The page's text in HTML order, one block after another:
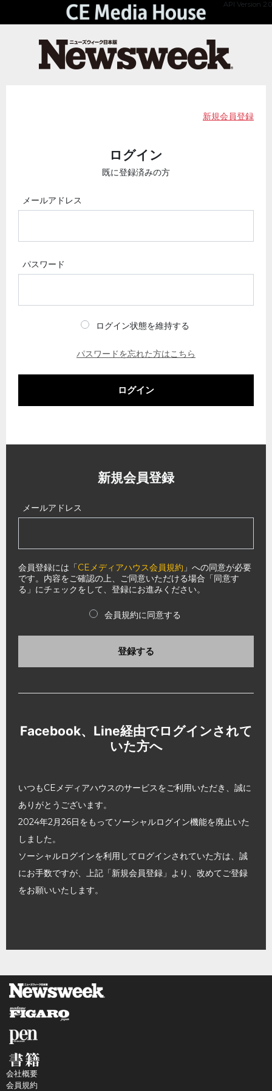
API Version 2.0
新規会員登録
ログイン
既に登録済みの方
メールアドレス
パスワード
ログイン状態を維持する
パスワードを忘れた方はこちら
ログイン
新規会員登録
メールアドレス
会員登録には「CEメディアハウス会員規約 」への同意が必要
です。内容をご確認の上、ご同意いただける場合「同意す
る」にチェックをして、登録にお進みください。
会員規約に同意する
登録する
Facebook、Line経由でログインされて
いた方へ
いつもCEメディアハウスのサービスをご利用いただき、誠に
ありがとうございます。
2024年2月26日をもってソーシャルログイン機能を廃止いた
しました。
ソーシャルログインを利用してログインされていた方は、誠
にお手数ですが、上記「新規会員登録」より、改めてご登録
をお願いいたします。
会社概要
会員規約